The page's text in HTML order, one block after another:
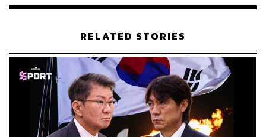
John Gregory หัวหน้าฝ่าย Leveraged Syndicate ของ Wells
Fargo เปิดเผยว่า เมื่อตลาดพันธบัตรเกิดความผันผวน นั่นจะ
กลายเป็นเรื่องยากสำหรับนักลงทุนในการประเมินราคา และ
เมื่อถึงตอนนั้นทุกคนก็จะมีความคิดว่าลองถอยออกมาแล้วรอ
ดูสถานการณ์ดีกว่า เพราะไม่รู้ว่าผลลัพธ์ที่แท้จริงจะเป็น
อย่างไร ถึงกระนั้นผู้กู้บางรายมองว่า บอนด์ยีลด์ของพันธบัตร
ที่เพิ่มขึ้นเมื่อเร็วๆ นี้นั้นอาจเป็นแรงจูงใจในการทำข้อตกลง
ก่อนที่ต้นทุนจะบานปลายต่อไป
RELATED STORIES